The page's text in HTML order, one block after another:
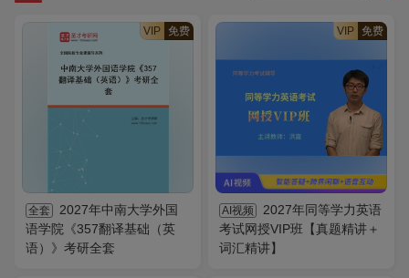
VIP 免费
全套
2027年中南大学外国
语学院《357翻译基础（英
语）》考研全套
VIP 免费
AI视频
2027年同等学力英语
考试网授VIP班【真题精讲＋
词汇精讲】